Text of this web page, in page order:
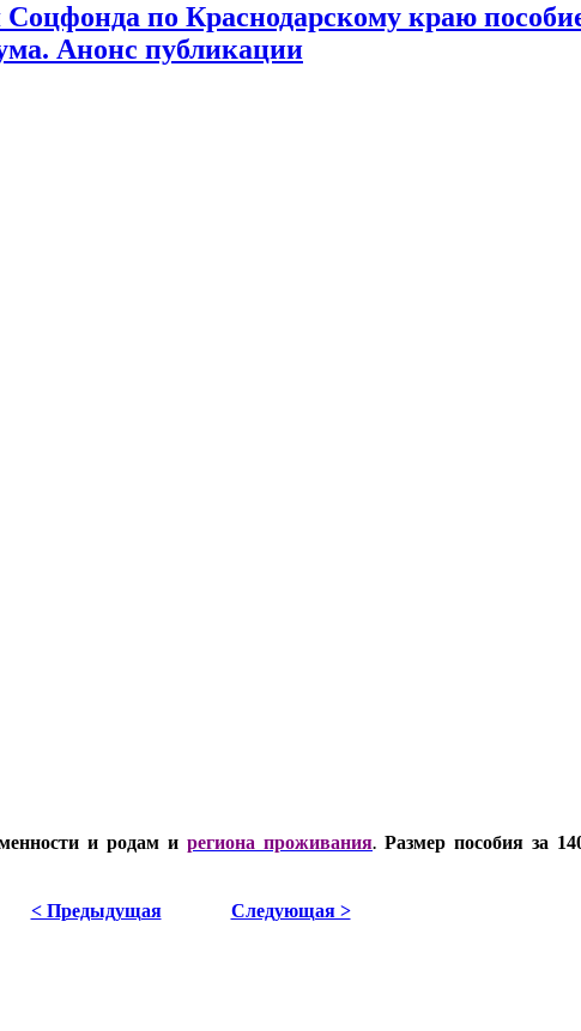
по Краснодарскому краю
Анонс публикации
и родам и региона проживания. Размер пособия за
< Предыдущая
Следующая >